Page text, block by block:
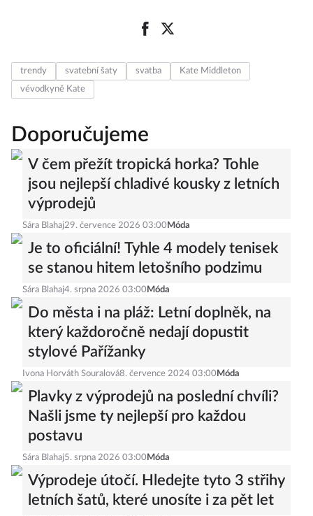
trendy svatební šaty svatba
Kate Middleton
vévodkyně Kate
Doporučujeme
V čem přežít tropická horka? Tohle
jsou nejlepší chladivé kousky z letních
výprodejů
Sára Blahaj29. července 2026 03:00 Móda
Je to oficiální! Tyhle 4 modely tenisek
se stanou hitem letošního podzimu
Sára Blahaj4. srpna 2026 03:00 Móda
Do města i na pláž: Letní doplněk, na
který každoročně nedají dopustit
stylové Pařížanky
Ivona Horváth Souralová8. července 2024 03:00 Móda
Plavky z výprodejů na poslední chvíli?
Našli jsme ty nejlepší pro každou
postavu
Sára Blahaj5. srpna 2026 03:00 Móda
Výprodeje útočí. Hledejte tyto 3 střihy
letních šatů, které unosíte i za pět let